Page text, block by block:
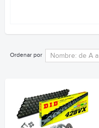
Ordenar por